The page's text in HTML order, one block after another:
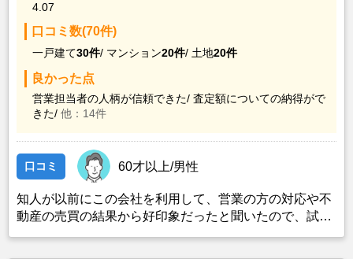
4.07
口コミ数(70件)
一戸建て30件/ マンション20件/ 土地20件
良かった点
営業担当者の人柄が信頼できた/ 査定額についての納得がで
きた/ 他：14件
口コミ 60才以上/男性
知人が以前にこの会社を利用して、営業の方の対応や不
動産の売買の結果から好印象だったと聞いたので、試し